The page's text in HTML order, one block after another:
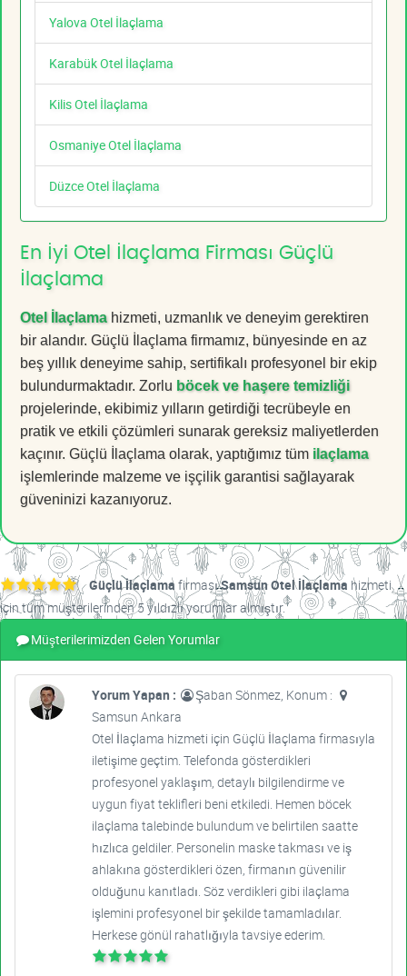
Yalova Otel İlaçlama
Karabük Otel İlaçlama
Kilis Otel İlaçlama
Osmaniye Otel İlaçlama
Düzce Otel İlaçlama
En İyi Otel İlaçlama Firması Güçlü
İlaçlama
Otel İlaçlamahizmeti, uzmanlık ve deneyim gerektiren
bir alandır. Güçlü İlaçlama firmamız, bünyesinde en az
beş yıllık deneyime sahip, sertifikalı profesyonel bir ekip
bulundurmaktadır. Zorlu böcek ve haşere temizliği
projelerinde, ekibimiz yılların getirdiği tecrübeyle en
pratik ve etkili çözümleri sunarak gereksiz maliyetlerden
kaçınır. Güçlü İlaçlama olarak, yaptığımız tüm ilaçlama
işlemlerinde malzeme ve işçilik garantisi sağlayarak
güveninizi kazanıyoruz.
Güçlü İlaçlama firmasıSamsun Otel İlaçlama hizmeti
için tüm müşterilerinden 5 yıldızlı yorumlar almıştır.
Müşterilerimizden Gelen Yorumlar
Yorum Yapan :
Şaban Sönmez, Konum :
Samsun Ankara
Otel İlaçlama hizmeti için Güçlü İlaçlama firmasıyla
iletişime geçtim. Telefonda gösterdikleri
profesyonel yaklaşım, detaylı bilgilendirme ve
uygun fiyat teklifleri beni etkiledi. Hemen böcek
ilaçlama talebinde bulundum ve belirtilen saatte
hızlıca geldiler. Personelin maske takması ve iş
ahlakına gösterdikleri özen, firmanın güvenilir
olduğunu kanıtladı. Söz verdikleri gibi ilaçlama
işlemini profesyonel bir şekilde tamamladılar.
Herkese gönül rahatlığıyla tavsiye ederim.